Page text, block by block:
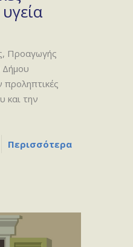
Προαγωγής
Δήμου
και την
Περισσότερα